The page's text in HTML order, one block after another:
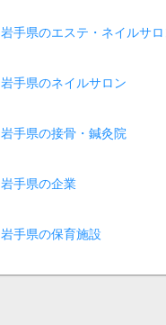
岩手県のエステ・ネイルサ
岩手県のネイルサロン
岩手県の接骨・鍼灸院
岩手県の企業
岩手県の保育施設